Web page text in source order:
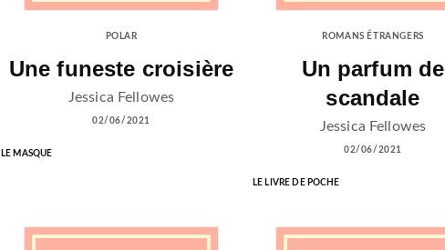
POLAR
Une funeste croisière
Jessica Fellowes
02/06/2021
LE MASQUE
ROMANS ÉTRANGERS
Un parfum de
scandale
Jessica Fellowes
02/06/2021
LE LIVRE DE POCHE